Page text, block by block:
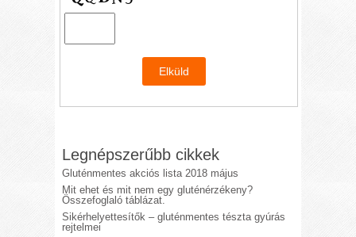
Legnépszerűbb cikkek
Gluténmentes akciós lista 2018 május
Mit ehet és mit nem egy gluténérzékeny?
Összefoglaló táblázat.
Sikérhelyettesítők – gluténmentes tészta gyúrás
rejtelmei